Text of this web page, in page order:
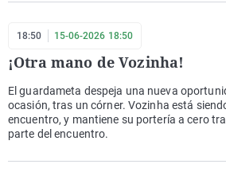
18:50 15-06-2026 18:50
¡Otra mano de Vozinha!
El guardameta despeja una nueva
ocasión, tras un córner. Vozinha está
encuentro, y mantiene su portería a cero
parte del encuentro.